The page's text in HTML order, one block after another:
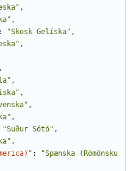
,
,
: "Skosk Gelíska" ,
,
,
,
,
,
,
"Suður Sótó" ,
,
:
"Spænska (Rómönsku